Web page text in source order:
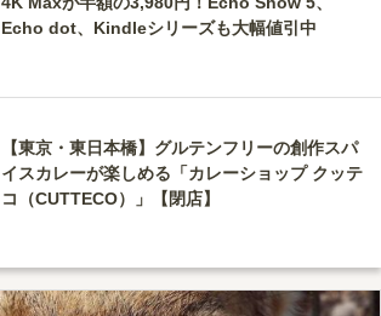
Echo dot、Kindleシリーズも大幅値引中
【東京・東日本橋】グルテンフリーの創作スパ
イスカレーが楽しめる「カレーショップ クッテ
コ（CUTTECO）」【閉店】